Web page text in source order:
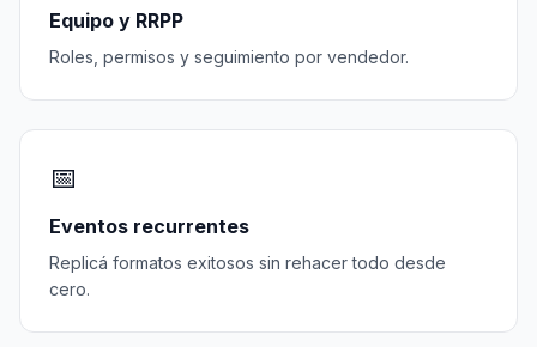
Equipo y RRPP
Roles, permisos y seguimiento por vendedor.
📅
Eventos recurrentes
Replicá formatos exitosos sin rehacer todo desde
cero.